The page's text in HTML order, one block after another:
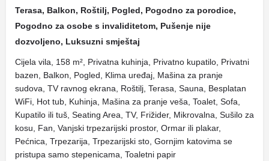
Terasa, Balkon, Roštilj, Pogled, Pogodno za porodice,
Pogodno za osobe s invaliditetom, Pušenje nije
dozvoljeno, Luksuzni smještaj
Cijela vila, 158 m², Privatna kuhinja, Privatno kupatilo, Privatni
bazen, Balkon, Pogled, Klima uređaj, Mašina za pranje
sudova, TV ravnog ekrana, Roštilj, Terasa, Sauna, Besplatan
WiFi, Hot tub, Kuhinja, Mašina za pranje veša, Toalet, Sofa,
Kupatilo ili tuš, Seating Area, TV, Frižider, Mikrovalna, Sušilo za
kosu, Fan, Vanjski trpezarijski prostor, Ormar ili plakar,
Pećnica, Trpezarija, Trpezarijski sto, Gornjim katovima se
pristupa samo stepenicama, Toaletni papir